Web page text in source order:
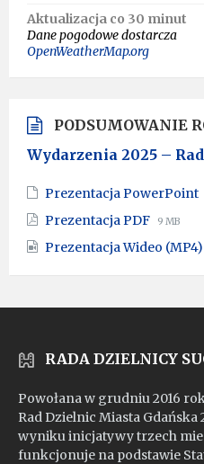
Aktualizacja co 30 minut
Dane pogodowe dostarcza
OpenWeatherMap.org
PODSUMOWANIE
Wydarzenia 2025 –
Prezentacja PowerPoint
Prezentacja PDF File
pdf
File
9 MB
Prezentacja Wideo (MP4)
RADA DZIELNICY
Powołana w grudniu 2016
Rad Dzielnic Miasta Gdańska
wyniku inicjatywy trzech
funkcjonuje na podstawie